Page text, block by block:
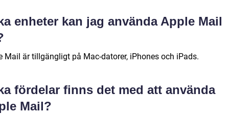
enheter kan jag använda Apple Mail
Mail är tillgängligt på Mac-datorer, iPhones och iPads.
fördelar finns det med att använda
Mail?